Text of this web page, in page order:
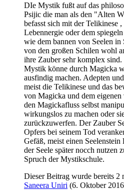
DIe Mystik fußt auf das
Psijic die man als den "Alten
befasst sich mit der Telikinese ,
Lebennergie oder dem
wie dem bannen von Seelen
von den großen Schilen wohl
ihre Zauber sehr komplex
Mystik könne durch Magicka
ausfindig machen. Adepten
meist die Telikinese und das
von Magicka und dem eigenen
den Magickafluss selbst
wirkungslos zu machen oder
zurückzuwerfen. Der Zauber
Opfers bei seinem Tod
Gefäß, meist einen
der Seele später nocch nutzen
Spruch der Mystikschule.
Dieser Beitrag wurde bereits 2
Saneera Uniri (6. Oktober